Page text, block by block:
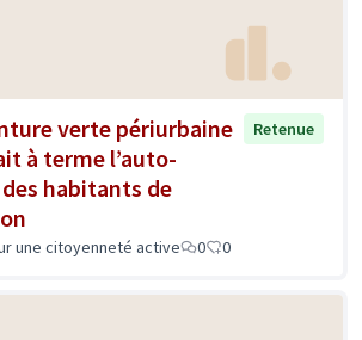
verte périurbaine
à terme l’auto-
habitants de
Retenue
une citoyenneté active 0 0